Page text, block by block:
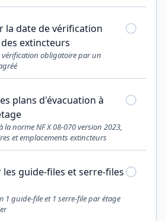
la date de vérification
extincteurs
vérification obligatoire par un
plans d'évacuation à
la norme NF X 08-070 version 2023,
et emplacements extincteurs
les guide-files et serre-files
1 guide-file et 1 serre-file par étage